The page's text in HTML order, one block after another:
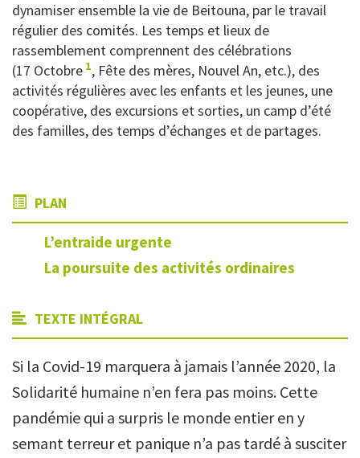
dynamiser ensemble la vie de Beitouna, par le travail
régulier des comités. Les temps et lieux de
rassemblement comprennent des célébrations
(17 Octobre 1, Fête des mères, Nouvel An, etc.), des
activités régulières avec les enfants et les jeunes, une
coopérative, des excursions et sorties, un camp d’été
des familles, des temps d’échanges et de partages.
PLAN
L’entraide urgente
La poursuite des activités ordinaires
TEXTE INTÉGRAL
Si la Covid-19 marquera à jamais l’année 2020, la
Solidarité humaine n’en fera pas moins. Cette
pandémie qui a surpris le monde entier en y
semant terreur et panique n’a pas tardé à susciter